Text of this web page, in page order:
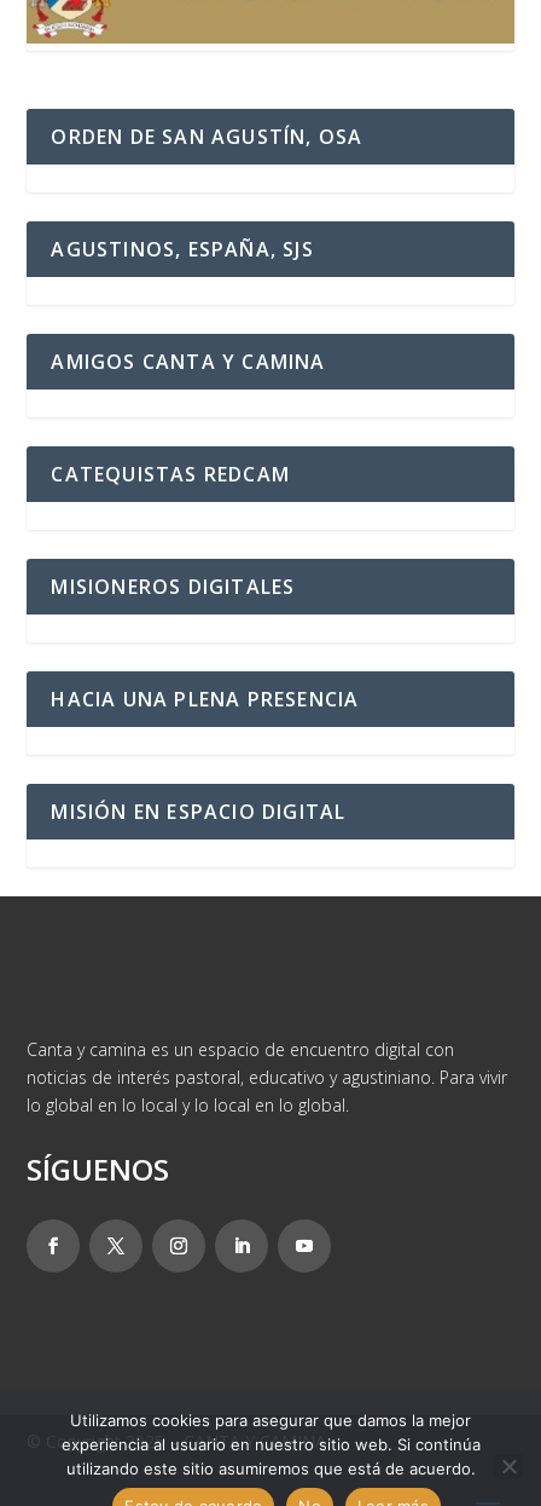
ORDEN DE SAN AGUSTÍN, OSA
AGUSTINOS, ESPAÑA, SJS
AMIGOS CANTA Y CAMINA
CATEQUISTAS REDCAM
MISIONEROS DIGITALES
HACIA UNA PLENA PRESENCIA
MISIÓN EN ESPACIO DIGITAL
Canta y camina es un espacio de encuentro digital con
noticias de interés pastoral, educativo y agustiniano. Para vivir
lo global en lo local y lo local en lo global.
SÍGUENOS
© Copyright 2025 – CANTA Y CAMINA
Utilizamos cookies para asegurar que damos la mejor
experiencia al usuario en nuestro sitio web. Si continúa
utilizando este sitio asumiremos que está de acuerdo.